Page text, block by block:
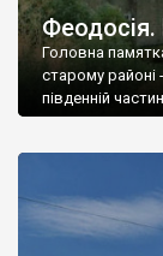
Головна
старому районі
південній